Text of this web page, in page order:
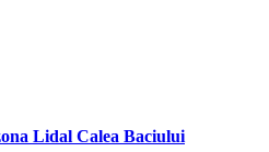
Lidal Calea Baciului